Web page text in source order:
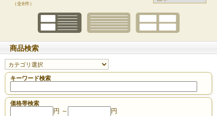
（全8件）
商品検索
キーワード検索
価格帯検索
円 ～ 円